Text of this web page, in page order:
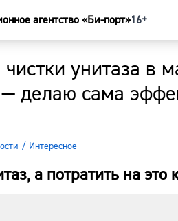
агентство «Би-порт»16+
унитаза в
делаю сама
/ Интересное
а потратить на это